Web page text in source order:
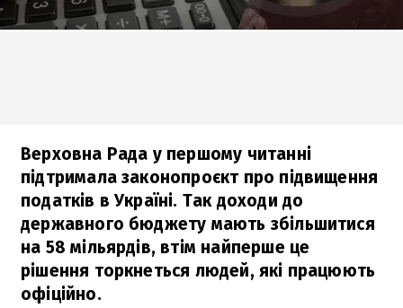
Верховна Рада у першому читанні
підтримала законопроєкт про підвищення
податків в Україні. Так доходи до
державного бюджету мають збільшитися
на 58 мільярдів, втім найперше це
рішення торкнеться людей, які працюють
офіційно.